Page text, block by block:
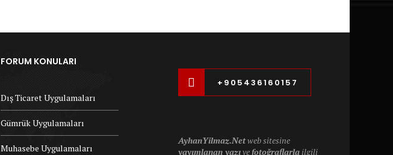
FORUM KONULARI
Dış Ticaret Uygulamaları
Gümrük Uygulamaları
Muhasebe Uygulamaları
+905436160157
AyhanYilmaz.Netweb sitesine
yayımlanan yazıvefotoğraflarla ilgili